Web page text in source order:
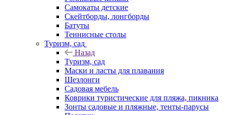
Самокаты детские
Скейтборды, лонгборды
Батуты
Теннисные столы
Туризм, сад
Назад
Туризм, сад
Маски и ласты для плавания
Шезлонги
Садовая мебель
Коврики туристические для пляжа, пикника
Зонты садовые и пляжные, тенты-парусы